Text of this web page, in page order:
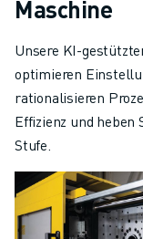
Maschine
Unsere KI-
optimieren
rationalisieren
Effizienz und heben
Stufe.